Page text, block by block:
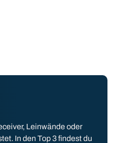
Leinwände oder
In den Top 3 findest du